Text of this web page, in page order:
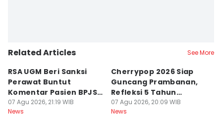
Related Articles See More
RSA UGM Beri Sanksi
Perawat Buntut
Komentar Pasien BPJS
di Medsos
07 Agu 2026, 21:19 WIB
News
Cherrypop 2026 Siap
Guncang Prambanan,
Refleksi 5 Tahun
Perjalanan
07 Agu 2026, 20:09 WIB
News